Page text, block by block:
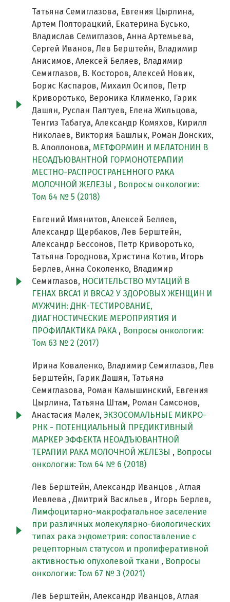
Татьяна Семиглазова, Евгения Цырлина,
Артем Полторацкий, Екатерина Бусько,
Владислав Семиглазов, Анна Артемьева,
Сергей Иванов, Лев Берштейн, Владимир
Анисимов, Алексей Беляев, Владимир
Семиглазов, В. Косторов, Алексей Новик,
Борис Каспаров, Михаил Осипов, Петр
Криворотько, Вероника Клименко, Гарик
Дашян, Руслан Палтуев, Елена Жильцова,
Тенгиз Табагуа, Александр Комяхов, Кирилл
Николаев, Виктория Башлык, Роман Донских,
В. Аполлонова, МЕТФОРМИН И МЕЛАТОНИН В
НЕОАДЪЮВАНТНОЙ ГОРМОНОТЕРАПИИ
МЕСТНО-РАСПРОСТРАНЕННОГО РАКА
МОЛОЧНОЙ ЖЕЛЕЗЫ , Вопросы онкологии:
Том 64 № 5 (2018)
Евгений Имянитов, Алексей Беляев,
Александр Щербаков, Лев Берштейн,
Александр Бессонов, Петр Криворотько,
Татьяна Городнова, Христина Котив, Игорь
Берлев, Анна Соколенко, Владимир
Семиглазов, НОСИТЕЛЬСТВО МУТАЦИЙ В
ГЕНАХ BRCA1 И BRCA2 У ЗДОРОВЫХ ЖЕНЩИН И
МУЖЧИН: ДНК-ТЕСТИРОВАНИЕ,
ДИАГНОСТИЧЕСКИЕ МЕРОПРИЯТИЯ И
ПРОФИЛАКТИКА РАКА , Вопросы онкологии:
Том 63 № 2 (2017)
Ирина Коваленко, Владимир Семиглазов, Лев
Берштейн, Гарик Дашян, Татьяна
Семиглазова, Роман Камышинский, Евгения
Цырлина, Татьяна Штам, Роман Самсонов,
Анастасия Малек, ЭКЗОСОМАЛЬНЫЕ МИКРО-
РНК - ПОТЕНЦИАЛЬНЫЙ ПРЕДИКТИВНЫЙ
МАРКЕР ЭФФЕКТА НЕОАДЪЮВАНТНОЙ
ТЕРАПИИ РАКА МОЛОЧНОЙ ЖЕЛЕЗЫ , Вопросы
онкологии: Том 64 № 6 (2018)
Лев Берштейн, Александр Иванцов , Аглая
Иевлева , Дмитрий Васильев , Игорь Берлев,
Лимфоцитарно-макрофагальное заселение
при различных молекулярно-биологических
типах рака эндометрия: сопоставление с
рецепторным статусом и пролиферативной
активностью опухолевой ткани , Вопросы
онкологии: Том 67 № 3 (2021)
Лев Берштейн, Александр Иванцов, Аглая